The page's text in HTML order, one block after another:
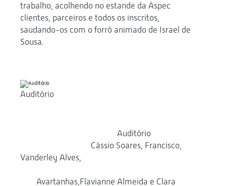
trabalho, acolhendo no estande da Aspec
clientes, parceiros e todos os inscritos,
saudando-os com o forró animado de Israel de
Sousa.
Auditório
Auditório
Cássio Soares, Francisco,
Vanderley Alves,
Avartanhas,Flavianne Almeida e Clara